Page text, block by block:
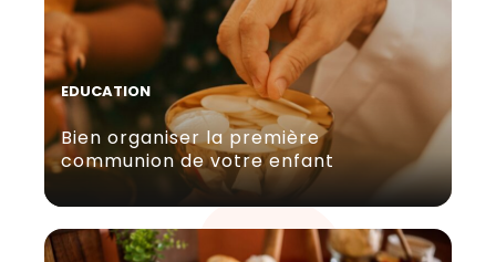
EDUCATION
Bien organiser la première
communion de votre enfant